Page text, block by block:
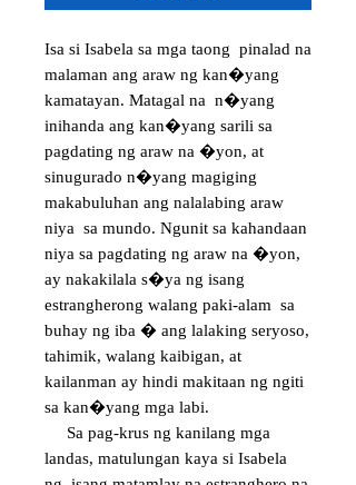
Isa si Isabela sa mga taong pinalad na
malaman ang araw ng kan�yang
kamatayan. Matagal na n�yang
inihanda ang kan�yang sarili sa
pagdating ng araw na �yon, at
sinugurado n�yang magiging
makabuluhan ang nalalabing araw
niya sa mundo. Ngunit sa kahandaan
niya sa pagdating ng araw na �yon,
ay nakakilala s�ya ng isang
estrangherong walang paki-alam sa
buhay ng iba � ang lalaking seryoso,
tahimik, walang kaibigan, at
kailanman ay hindi makitaan ng ngiti
sa kan�yang mga labi.
Sa pag-krus ng kanilang mga
landas, matulungan kaya si Isabela